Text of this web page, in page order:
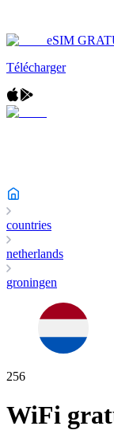
eSIM
Télécharger
countries
netherlands
groningen
256
WiFi